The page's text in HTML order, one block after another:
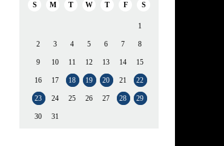
S M T W T F S
1
2 3 4 5 6 7 8
9 10 11 12 13 14 15
16 17 18 19 20 21 22
23 24 25 26 27 28 29
30 31